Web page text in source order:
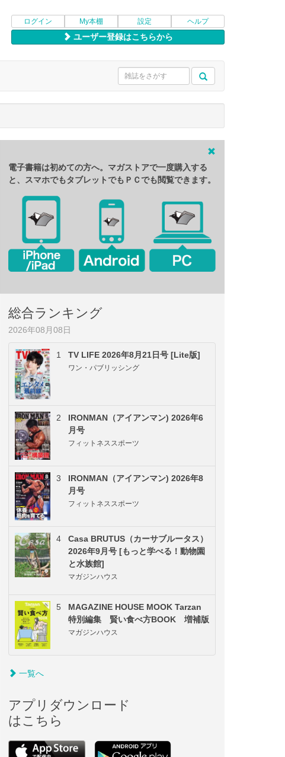
ログイン My本棚 設定 ヘルプ
ユーザー登録はこちらから
電子書籍は初めての方へ。マガストアで一度購入する
と、スマホでもタブレットでもＰＣでも閲覧できます。
総合ランキング
2026年08月08日
1 TV LIFE 2026年8月21日号 [Lite版]
ワン・パブリッシング
2
IRONMAN（アイアンマン) 2026年6
月号
フィットネススポーツ
3
IRONMAN（アイアンマン) 2026年8
月号
フィットネススポーツ
4
Casa BRUTUS（カーサブルータス）
2026年9月号 [もっと学べる！動物園
と水族館]
マガジンハウス
5
MAGAZINE HOUSE MOOK Tarzan
特別編集 賢い食べ方BOOK 増補版
マガジンハウス
一覧へ
アプリダウンロード
はこちら